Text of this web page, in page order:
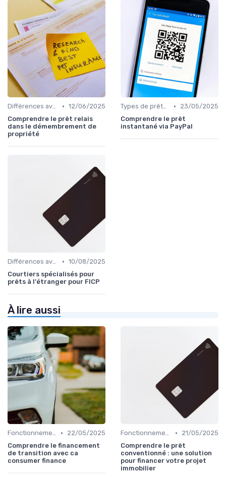
Différences avec d'autres prêts immobiliers • 12/06/2025
Comprendre le prêt relais
dans le démembrement de
propriété
Types de prêts relais •
23/05/2025
Comprendre le prêt
instantané via PayPal
Différences avec d'autres prêts immobiliers • 10/08/2025
Courtiers spécialisés pour
prêts à l'étranger pour FICP
À lire aussi
Fonctionnement du prêt relais •
22/05/2025
Comprendre le financement
de transition avec ca
consumer finance
Fonctionnement du prêt relais •
21/05/2025
Comprendre le prêt
conventionné : une solution
pour financer votre projet
immobilier